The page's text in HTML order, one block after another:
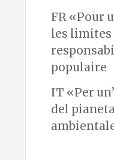
FR «Pour
les
populaire
IT «Per
del